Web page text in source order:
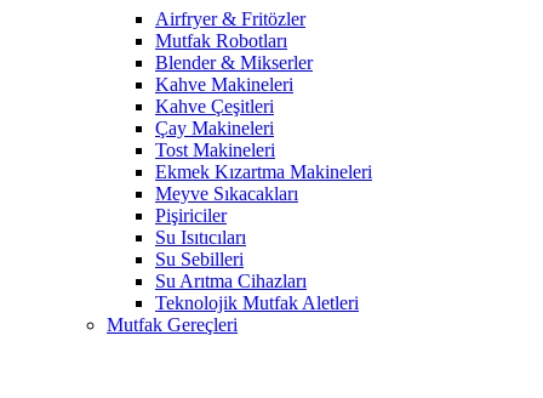
Airfryer & Fritözler
Mutfak Robotları
Blender & Mikserler
Kahve Makineleri
Kahve Çeşitleri
Çay Makineleri
Tost Makineleri
Ekmek Kızartma Makineleri
Meyve Sıkacakları
Pişiriciler
Su Isıtıcıları
Su Sebilleri
Su Arıtma Cihazları
Teknolojik Mutfak Aletleri
Mutfak Gereçleri